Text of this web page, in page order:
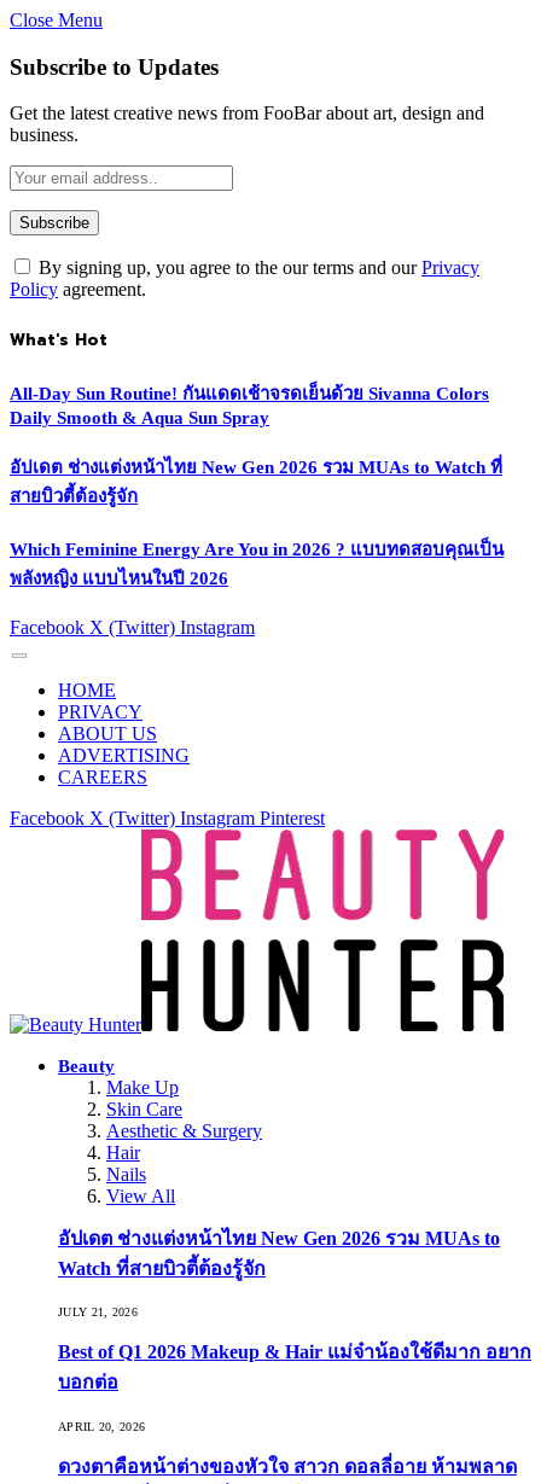
Close Menu
Subscribe to Updates
Get the latest creative news from FooBar about art, design and
business.
By signing up, you agree to the our terms and ourPrivacy
Policy agreement.
What's Hot
All-Day Sun Routine! กันแดดเช้าจรดเย็นด้วย Sivanna Colors
Daily Smooth & Aqua Sun Spray
อัปเดต ช่างแต่งหน้าไทย New Gen 2026 รวม MUAs to Watch ที่
สายบิวตี้ต้องรู้จัก
Which Feminine Energy Are You in 2026 ? แบบทดสอบคุณเป็น
พลังหญิง แบบไหนในปี 2026
Facebook X (Twitter) Instagram
HOME
PRIVACY
ABOUT US
ADVERTISING
CAREERS
Facebook X (Twitter) Instagram Pinterest
Beauty
Make Up
Skin Care
Aesthetic & Surgery
Hair
Nails
View All
อัปเดต ช่างแต่งหน้าไทย New Gen 2026 รวม MUAs to
Watch ที่สายบิวตี้ต้องรู้จัก
JULY 21, 2026
Best of Q1 2026 Makeup & Hair แม่จ๋าน้องใช้ดีมาก อยาก
บอกต่อ
APRIL 20, 2026
ดวงตาคือหน้าต่างของหัวใจ สาวก ดอลลี่อาย ห้ามพลาด